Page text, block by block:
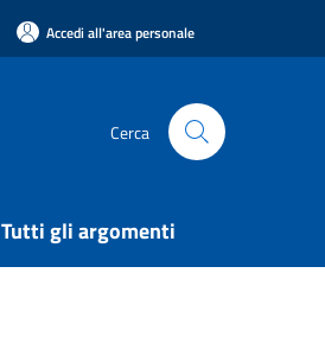
Accedi all'area personale
Cerca
Tutti gli argomenti